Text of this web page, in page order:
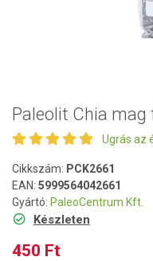
Paleolit Chia mag
Ugrás az
Cikkszám: PCK2661
EAN: 5999564042661
Gyártó: PaleoCentrum Kft.
Készleten
450 Ft